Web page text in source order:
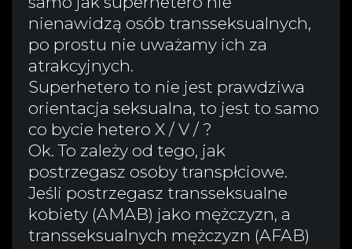
nienawidzą osób transseksualnych,
po prostu nie uważamy ich za
atrakcyjnych.
Superhetero to nie jest prawdziwa
orientacja seksualna, to jest to samo
co bycie hetero X / V / ?
Ok. To zależy od tego, jak
postrzegasz osoby transpłciowe.
Jeśli postrzegasz transseksualne
kobiety (AMAB) jako mężczyzn, a
transseksualnych mężczyzn (AFAB)